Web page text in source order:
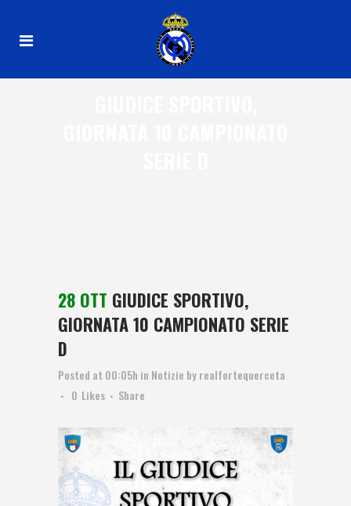
28 OTT GIUDICE SPORTIVO,
GIORNATA 10 CAMPIONATO SERIE
D
Posted at 00:05h in Notizie byrealfortequerceta
0 Likes Share